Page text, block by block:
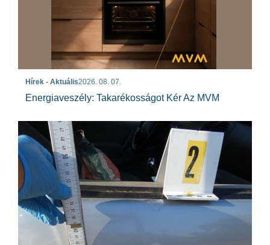
Hírek - Aktuális2026. 08. 07.
Energiaveszély: Takarékosságot Kér Az MVM